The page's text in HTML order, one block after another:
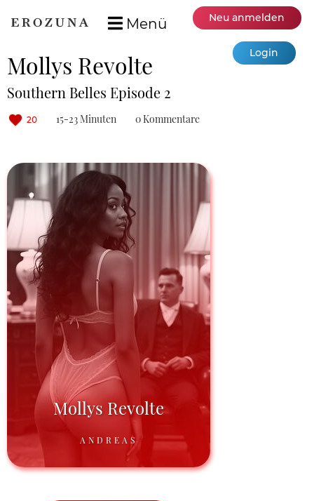
Menü Neu anmelden
Login
Mollys Revolte
Southern Belles Episode 2
20 15-23 Minuten 0 Kommentare
Mollys Revolte
ANDREAS